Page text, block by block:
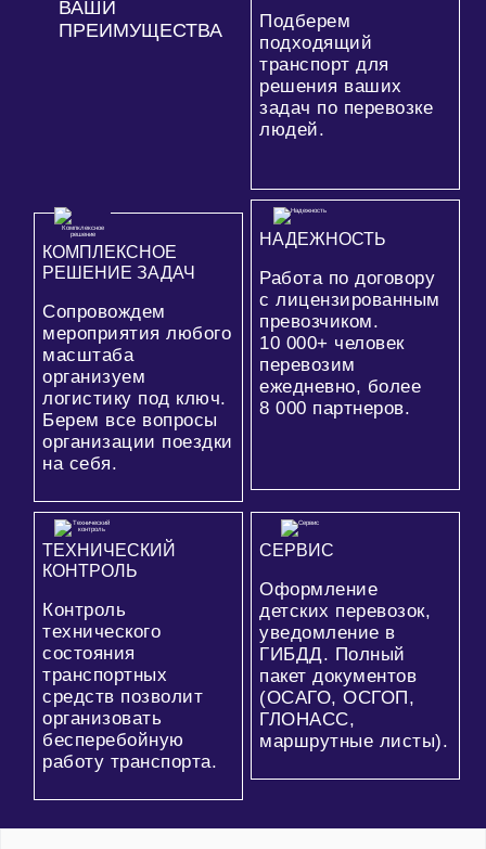
ВАШИ
ПРЕИМУЩЕСТВА
Подберем
подходящий
транспорт для
решения ваших
задач по перевозке
людей.
КОМПЛЕКСНОЕ
РЕШЕНИЕ ЗАДАЧ
Сопровождем
мероприятия любого
масштаба
организуем
логистику под ключ.
Берем все вопросы
организации поездки
на себя.
НАДЕЖНОСТЬ
Работа по договору
с лицензированным
превозчиком.
10 000+ человек
перевозим
ежедневно, более
8 000 партнеров.
ТЕХНИЧЕСКИЙ
КОНТРОЛЬ
Контроль
технического
состояния
транспортных
средств позволит
организовать
бесперебойную
работу транспорта.
СЕРВИС
Оформление
детских перевозок,
уведомление в
ГИБДД. Полный
пакет документов
(ОСАГО, ОСГОП,
ГЛОНАСС,
маршрутные листы).